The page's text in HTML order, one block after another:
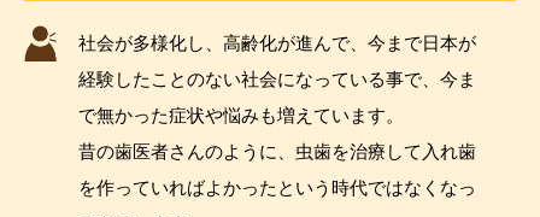
社会が多様化し、高齢化が進んで、今まで日本が
経験したことのない社会になっている事で、今ま
で無かった症状や悩みも増えています。
昔の歯医者さんのように、虫歯を治療して入れ歯
を作っていればよかったという時代ではなくなっ